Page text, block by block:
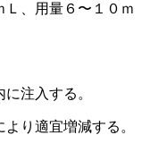
、用量６〜１０ｍ
注入する。
り適宜増減する。